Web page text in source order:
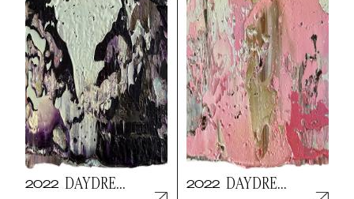
2022 DAYDRE... 2022 DAYDRE...